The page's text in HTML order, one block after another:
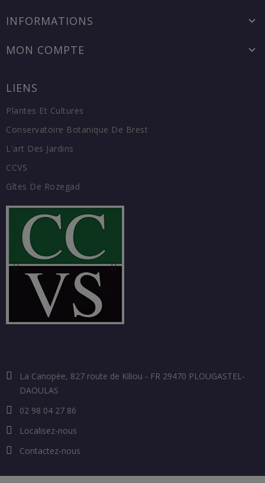
INFORMATIONS
MON COMPTE
LIENS
Plantes Et Cultures
Conservatoire Botanique De Brest
L'art Des Jardins
CCVS
Gîtes De Rozegad
La Canopée, 827 route de Kiliou - FR 29470 PLOUGASTEL-
DAOULAS
02 98 04 27 86
Localisez-nous
Contactez-nous